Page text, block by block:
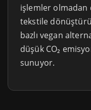
işlemler olmadan
tekstile
bazlı vegan
düşük CO₂
sunuyor.